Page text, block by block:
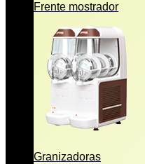
Frente mostrador
Granizadoras